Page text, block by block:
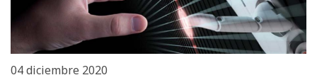
04 diciembre 2020